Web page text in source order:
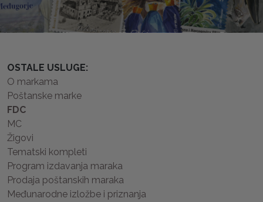
OSTALE USLUGE:
O markama
Poštanske marke
FDC
MC
Žigovi
Tematski kompleti
Program izdavanja maraka
Prodaja poštanskih maraka
Međunarodne izložbe i priznanja